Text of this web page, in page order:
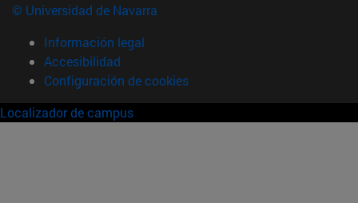
© Universidad de Navarra
Información legal
Accesibilidad
Configuración de cookies
Localizador de campus